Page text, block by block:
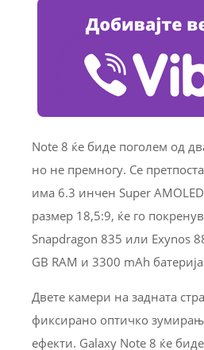
Note 8 ќе биде поголем од
но не премногу. Се
има 6.3 инчен Super
размер 18,5:9, ќе го
Snapdragon 835 или Exynos
GB RAM и 3300 mAh
Двете камери на задната
фиксирано оптичко
ефекти. Galaxy Note 8 ќе